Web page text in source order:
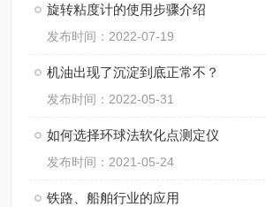
旋转粘度计的使用步骤介绍
发布时间：2022-07-19
机油出现了沉淀到底正常不？
发布时间：2022-05-31
如何选择环球法软化点测定仪
发布时间：2021-05-24
铁路、船舶行业的应用